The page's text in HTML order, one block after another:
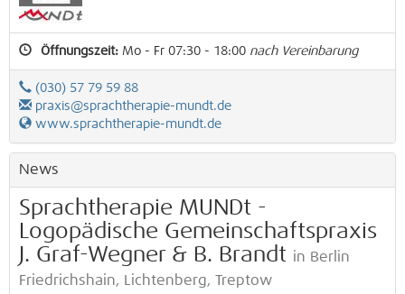
Öffnungszeit: Mo - Fr 07:30 - 18:00 nach Vereinbarung
(030) 57 79 59 88
praxis@sprachtherapie-mundt.de
www.sprachtherapie-mundt.de
News
Sprachtherapie MUNDt -
Logopädische Gemeinschaftspraxis
J. Graf-Wegner & B. Brandt in Berlin
Friedrichshain, Lichtenberg, Treptow